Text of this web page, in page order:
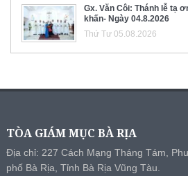
Gx. Văn Côi: Thánh lễ tạ
khấn- Ngày 04.8.2026
Thứ Tư 05.08.2026
TÒA GIÁM MỤC BÀ RỊA
Địa chỉ: 227 Cách Mạng Tháng Tám,
phố Bà Rịa, Tỉnh Bà Rịa Vũng Tàu.